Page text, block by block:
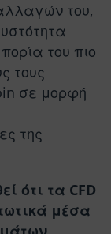
του,
του πιο
τους
σε μορφή
της
ότι τα CFD
μέσα